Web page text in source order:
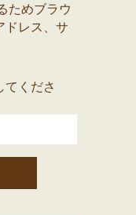
ためブラウ
ドレス、サ
てくださ